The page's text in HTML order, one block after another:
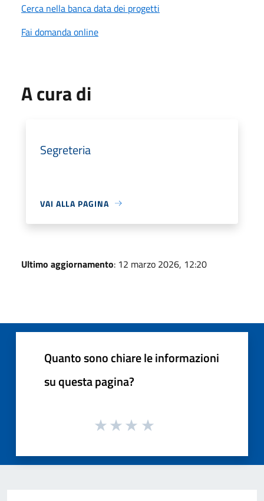
Cerca nella banca data dei progetti
Fai domanda online
A cura di
Segreteria
VAI ALLA PAGINA
Ultimo aggiornamento: 12 marzo 2026, 12:20
Quanto sono chiare le informazioni
su questa pagina?